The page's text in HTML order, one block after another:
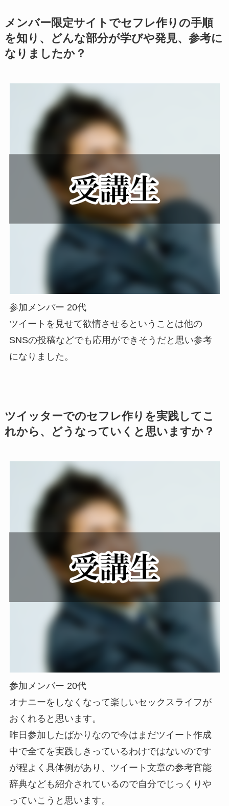
メンバー限定サイトでセフレ作りの手順
を知り、どんな部分が学びや発見、参考に
なりましたか？
参加メンバー 20代
ツイートを見せて欲情させるということは他の
SNSの投稿などでも応用ができそうだと思い参考
になりました。
ツイッターでのセフレ作りを実践してこ
れから、どうなっていくと思いますか？
参加メンバー 20代
オナニーをしなくなって楽しいセックスライフが
おくれると思います。
昨日参加したばかりなので今はまだツイート作成
中で全てを実践しきっているわけではないのです
が程よく具体例があり、ツイート文章の参考官能
辞典なども紹介されているので自分でじっくりや
っていこうと思います。